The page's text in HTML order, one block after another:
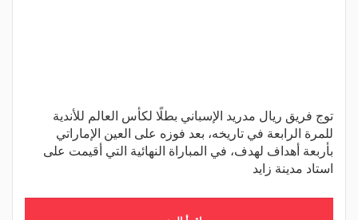
توج فريق ريال مدريد الإسباني بطلًا لكأس العالم للأندية
للمرة الرابعة في تاريخه، بعد فوزه على العين الإماراتي
بأربعة أهداف لهدف، في المباراة النهائية التي أقيمت على
استاد مدينة زايد